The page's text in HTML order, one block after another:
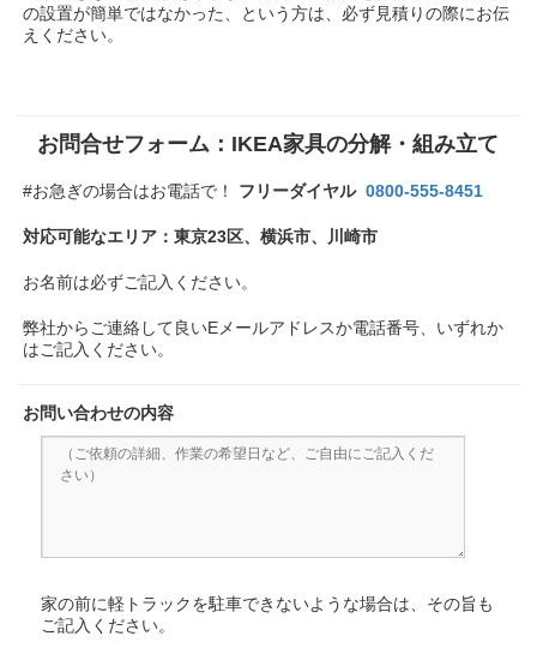
の設置が簡単ではなかった、という方は、必ず見積りの際にお伝
えください。
お問合せフォーム：IKEA家具の分解・組み立て
#お急ぎの場合はお電話で！ フリーダイヤル0800-555-8451
対応可能なエリア：東京23区、横浜市、川崎市
お名前は必ずご記入ください。
弊社からご連絡して良いEメールアドレスか電話番号、いずれか
はご記入ください。
お問い合わせの内容
家の前に軽トラックを駐車できないような場合は、その旨も
ご記入ください。